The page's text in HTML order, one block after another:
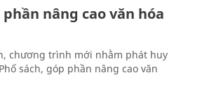
nâng cao văn hóa
chương trình mới nhằm phát huy
sách, góp phần nâng cao văn